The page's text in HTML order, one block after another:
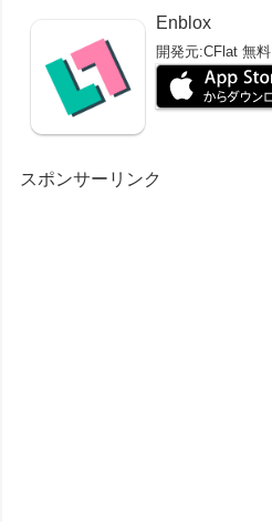
Enblox
開発元:CFlat 無料
スポンサーリンク